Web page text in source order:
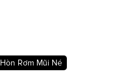
Hòn Rơm Mũi Né